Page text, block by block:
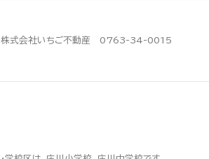
株式会社いちご不動産 0763-34-0015